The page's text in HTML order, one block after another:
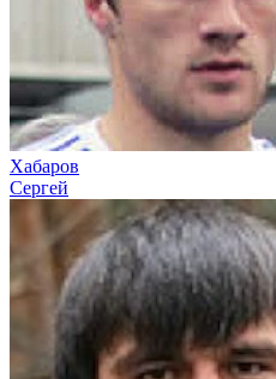
Хабаров
Сергей